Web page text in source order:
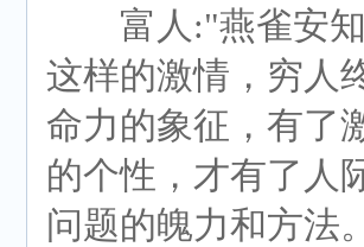
富人:"燕雀安知
这样的激情，穷人
命力的象征，有了
的个性，才有了人
问题的魄力和方法